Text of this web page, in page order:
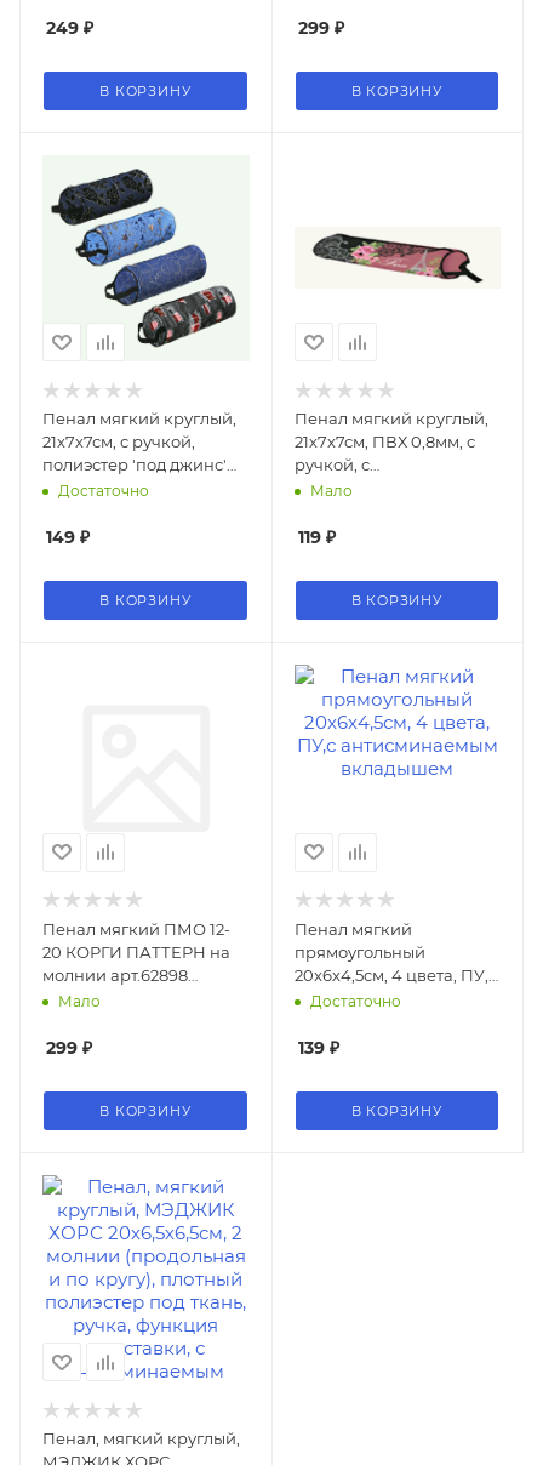
249 ₽
В КОРЗИНУ
299₽
В КОРЗИНУ
Пенал мягкий круглый,
21х7х7см, с ручкой,
полиэстер 'под джинс'
0,8мм, с антисмин.
Достаточно
149 ₽
В КОРЗИНУ
Пенал мягкий круглый,
21х7х7см, ПВХ 0,8мм, с
ручкой, с
антисминаемым
Мало
119₽
В КОРЗИНУ
Пенал мягкий ПМО 12-
20 КОРГИ ПАТТЕРН на
молнии арт.62898
(1/18шт) дев
Мало
299 ₽
В КОРЗИНУ
Пенал мягкий
прямоугольный
20x6х4,5см, 4 цвета, ПУ,с
антисминаемым
Достаточно
139₽
В КОРЗИНУ
Пенал, мягкий круглый,